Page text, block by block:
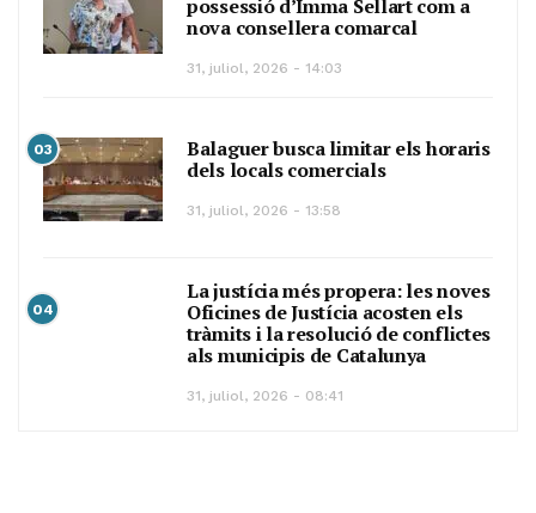
possessió d’Imma Sellart com a
nova consellera comarcal
31, juliol, 2026 - 14:03
03
Balaguer busca limitar els horaris
dels locals comercials
31, juliol, 2026 - 13:58
04
La justícia més propera: les noves
Oficines de Justícia acosten els
tràmits i la resolució de conflictes
als municipis de Catalunya
31, juliol, 2026 - 08:41